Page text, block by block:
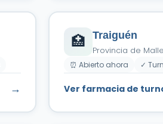
→
🏥 Traiguén
Provincia de
⏰ Abierto ahora ✓
Ver farmacia de